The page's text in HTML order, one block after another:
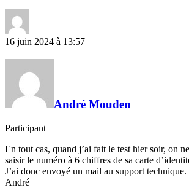
16 juin 2024 à 13:57
André Mouden
Participant
En tout cas, quand j’ai fait le test hier soir, on
saisir le numéro à 6 chiffres de sa carte
J’ai donc envoyé un mail au support technique.
André